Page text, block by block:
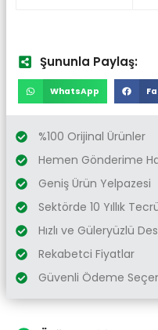
Şununla Paylaş:
WhatsApp
%100 Orijinal Ürünler
Hemen Gönderime
Geniş Ürün Yelpazesi
Sektörde 10 Yıllık
Hızlı ve Güleryüzlü
Rekabetci Fiyatlar
Güvenli Ödeme